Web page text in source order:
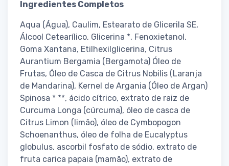
Ingredientes Completos
Aqua (Água), Caulim, Estearato de Glicerila SE,
Álcool Cetearílico, Glicerina *, Fenoxietanol,
Goma Xantana, Etilhexilglicerina, Citrus
Aurantium Bergamia (Bergamota) Óleo de
Frutas, Óleo de Casca de Citrus Nobilis (Laranja
de Mandarina), Kernel de Argania (Óleo de Argan)
Spinosa * **, ácido cítrico, extrato de raiz de
Curcuma Longa (cúrcuma), óleo de casca de
Citrus Limon (limão), óleo de Cymbopogon
Schoenanthus, óleo de folha de Eucalyptus
globulus, ascorbil fosfato de sódio, extrato de
fruta carica papaia (mamão), extrato de